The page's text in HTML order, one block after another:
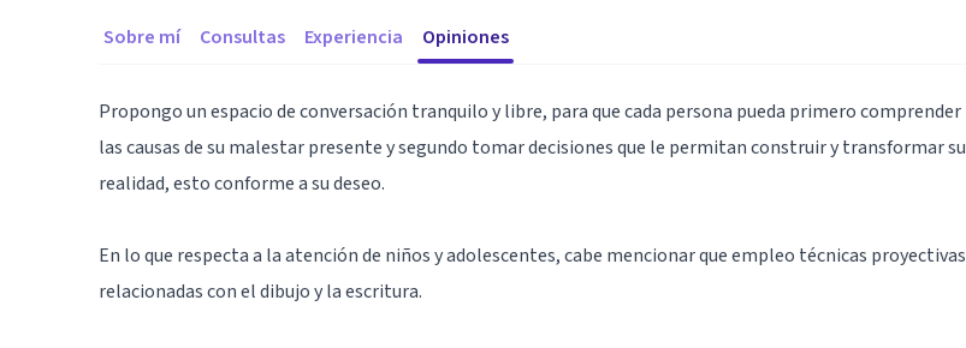
Sobre mí Consultas Experiencia Opiniones
Propongo un espacio de conversación tranquilo y libre, para que cada persona pueda primero comprender
las causas de su malestar presente y segundo tomar decisiones que le permitan construir y transformar su
realidad, esto conforme a su deseo.
En lo que respecta a la atención de niños y adolescentes, cabe mencionar que empleo técnicas proyectivas
relacionadas con el dibujo y la escritura.